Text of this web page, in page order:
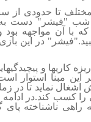
تا حدودی از
شب "فیشر" دست
با آن مواجهه بود
در این
کاریها و
این مبنا استوار
اشغال نماید تا در
را کسب کند.در
ناشناخته پای